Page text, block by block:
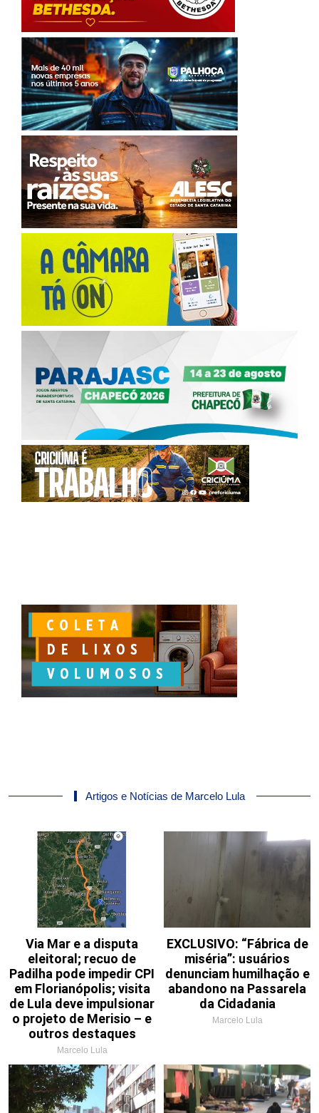
Artigos e Notícias de Marcelo Lula
Via Mar e a disputa
eleitoral; recuo de
Padilha pode impedir CPI
em Florianópolis; visita
de Lula deve impulsionar
o projeto de Merisio – e
outros destaques
Marcelo Lula
EXCLUSIVO: “Fábrica de
miséria”: usuários
denunciam humilhação e
abandono na Passarela
da Cidadania
Marcelo Lula